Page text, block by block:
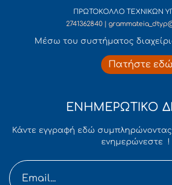
ΠΡΩΤΟΚΟΛΛΟ ΤΕΧΝΙΚΩΝ
2741362840 |
Mέσω του συστήματος
Πατήστε εδώ
ΕΝΗΜΕΡΩΤΙΚΟ
Κάντε εγγραφή εδώ
ενημερώνεστε !